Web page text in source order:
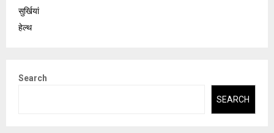
सुर्खियां
हेल्थ
Search
SEARCH